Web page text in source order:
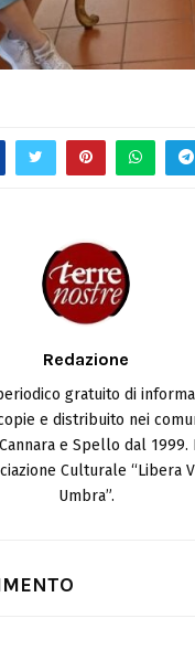
Redazione
gratuito di
e distribuito nei
e Spello dal 1999.
Culturale “Libera
Umbra”.